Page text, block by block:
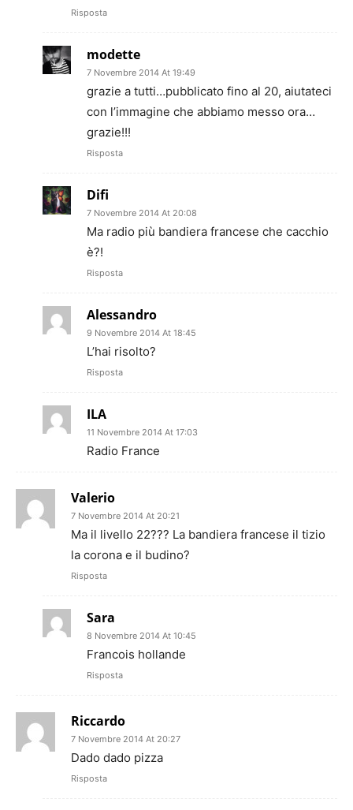
Risposta
modette
7 Novembre 2014 At 19:49
grazie a tutti…pubblicato fino al 20, aiutateci
con l’immagine che abbiamo messo ora…
grazie!!!
Risposta
Difi
7 Novembre 2014 At 20:08
Ma radio più bandiera francese che cacchio
è?!
Risposta
Alessandro
9 Novembre 2014 At 18:45
L’hai risolto?
Risposta
ILA
11 Novembre 2014 At 17:03
Radio France
Valerio
7 Novembre 2014 At 20:21
Ma il livello 22??? La bandiera francese il tizio
la corona e il budino?
Risposta
Sara
8 Novembre 2014 At 10:45
Francois hollande
Risposta
Riccardo
7 Novembre 2014 At 20:27
Dado dado pizza
Risposta